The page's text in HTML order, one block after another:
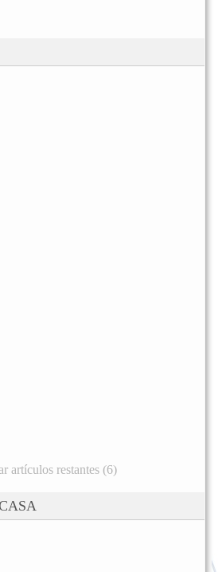
artículos restantes (6)